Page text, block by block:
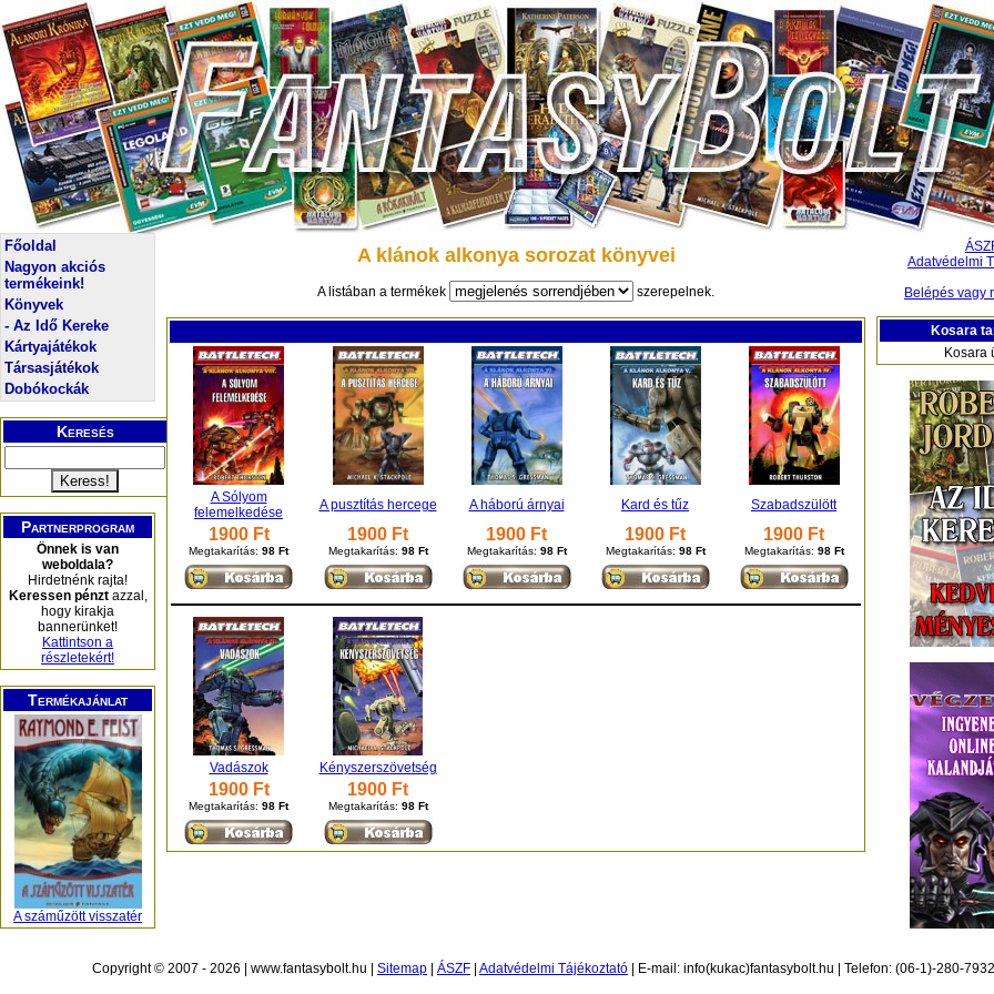
Főoldal
Nagyon akciós
termékeink!
Könyvek
- Az Idő Kereke
Kártyajátékok
Társasjátékok
Dobókockák
Keresés
Partnerprogram
Önnek is van
weboldala?
Hirdetnénk rajta!
Keressen pénztazzal,
hogy kirakja
bannerünket!
Kattintson a
részletekért!
Termékajánlat
A száműzött visszatér
A klánok alkonya sorozat könyvei
A listában a termékek szerepelnek.
A Sólyom
felemelkedése
A pusztítás hercege A háború árnyai Kard és tűz Szabadszülött
1900 Ft
Megtakarítás: 98 Ft
1900 Ft
Megtakarítás: 98 Ft
1900 Ft
Megtakarítás: 98 Ft
1900 Ft
Megtakarítás: 98 Ft
1900 Ft
Megtakarítás: 98 Ft
Vadászok Kényszerszövetség
1900 Ft
Megtakarítás: 98 Ft
1900 Ft
Megtakarítás: 98 Ft
Adatvédelmi
Belépés vagy
Kosara
Kosara
Copyright © 2007 - 2026 | www.fantasybolt.hu | Sitemap ÁSZF Adatvédelmi Tájékoztató | E-mail: info(kukac)fantasybolt.hu | Telefon: (06-1)-280-7932